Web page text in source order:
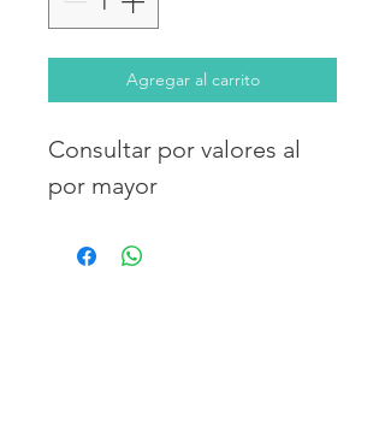
Agregar al carrito
Consultar por valores al
por mayor